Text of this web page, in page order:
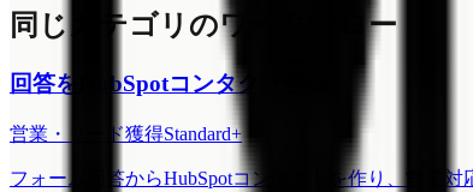
同じカテゴリのワークフロー
回答をHubSpotコンタクト登録
営業・リード獲得Standard+
フォーム回答からHubSpotコンタクトを作り、営業対